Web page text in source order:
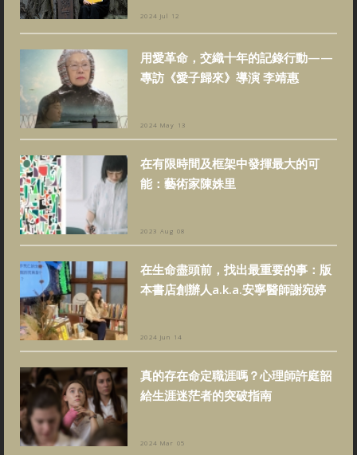
2024 Jul 12
用愛革命，交織十年的記錄行動——
專訪《愛子歸來》導演 李靖惠
2024 May 13
在有限時間及框架中發揮最大的可
能：藝術家陳姝里
2023 Aug 08
在生命盡頭前，找出最重要的事：版
本書店創辦人a.k.a.安寧醫師謝宛婷
2024 Jun 14
真的存在命定職涯嗎？心理師許庭韶
給生涯迷茫者的突破指南
2024 Mar 05